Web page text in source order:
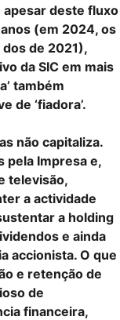
apesar deste fluxo
(em 2024, os
de 2021),
da SIC em mais
também
de ‘fiadora’.
não capitaliza.
pela Impresa e,
televisão,
a actividade
a holding
e ainda
accionista. O que
e retenção de
de
financeira,